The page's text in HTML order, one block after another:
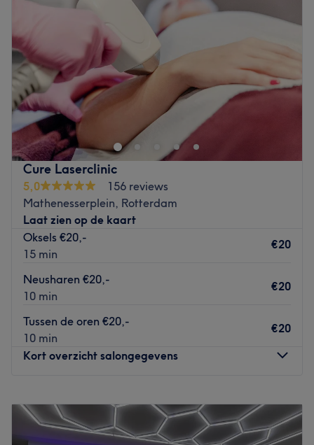
Donderdag
09:30–16:00
Zaterdag
Gesloten
Zondag
Pedicurepraktijk Astrid Peperkamp is een salon aan huis.
Eigenaresse Astrid is geboeid door voeten en streeft
ernaar om jouw voeten weer mooi te maken. Ze denkt
graag met je mee en al jouw klachten probeert ze samen
met je op te lossen. Of het nou ingegroeide nagels,
likdoorns of fysieke pijnen zijn of je alleen de nagels
gelakt wilt hebben, tijdens je gezellige, informatieve en
zorgzame behandeling zullen je voeten er weer verzorgd
uitzien. Je kunt hier ook terecht als je diabetes hebt. Er is
overdag voldoende plek om (betaald) te parkeren en er
kan in de salon worden gepind.
Cure Laserclinic
5,0
156 reviews
Mathenesserplein, Rotterdam
Laat zien op de kaart
Oksels €20,-
15 min
€20
Neusharen €20,-
10 min
€20
Tussen de oren €20,-
10 min
€20
Kort overzicht salongegevens
Dinsdag
–18:00
Woensdag
10:00– 18:00